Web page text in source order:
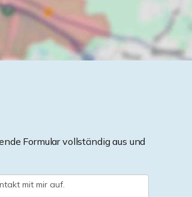
Formular vollständig aus und